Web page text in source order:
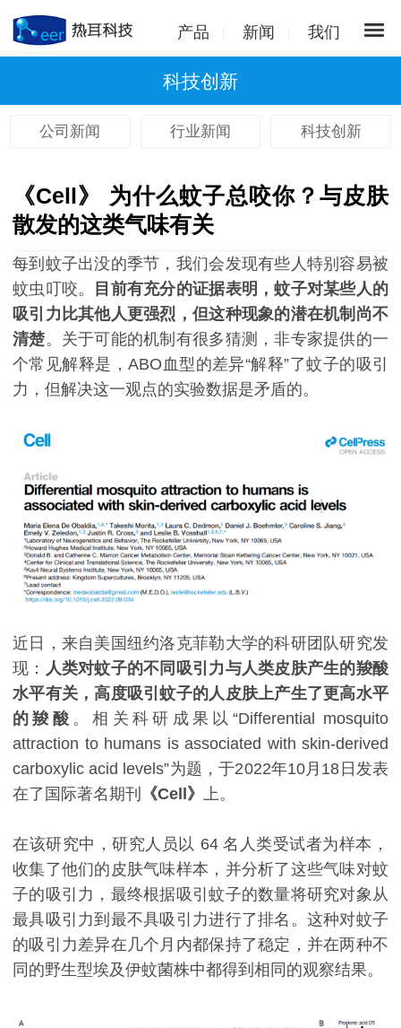
产品 新闻 我们
科技创新
公司新闻 行业新闻 科技创新
《Cell》 为什么蚊子总咬你？与皮肤
散发的这类气味有关
每到蚊子出没的季节，我们会发现有些人特别容易被
蚊虫叮咬。
目前有充分的证据表明，蚊子对某些人的
吸引力比其他人更强烈，但这种现象的潜在机制尚不
清楚。关于可能的机制有很多猜测，非专家提供的一
个常见解释是，ABO血型的差异“解释”了蚊子的吸引
力，但解决这一观点的实验数据是矛盾的。
近日，来自美国纽约洛克菲勒大学的科研团队研究发
现： 人类对蚊子的不同吸引力与人类皮肤产生的羧酸
水平有关，高度吸引蚊子的人皮肤上产生了更高水平
的羧酸 。相关科研成果以“Differential mosquito
attraction to humans is associated with skin-derived
carboxylic acid levels”为题，于2022年10月18日发表
在了国际著名期刊
《Cell》 上。
在该研究中，研究人员以 64 名人类受试者为样本，
收集了他们的皮肤气味样本，并分析了这些气味对蚊
子的吸引力，最终根据吸引蚊子的数量将研究对象从
最具吸引力到最不具吸引力进行了排名。这种对蚊子
的吸引力差异在几个月内都保持了稳定，并在两种不
同的野生型埃及伊蚊菌株中都得到相同的观察结果。